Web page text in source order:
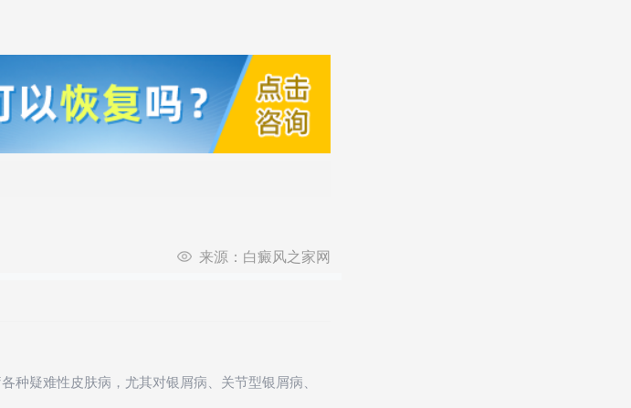
来源： 白癜风之家网
种疑难性皮肤病，尤其对银屑病、关节型银屑病、